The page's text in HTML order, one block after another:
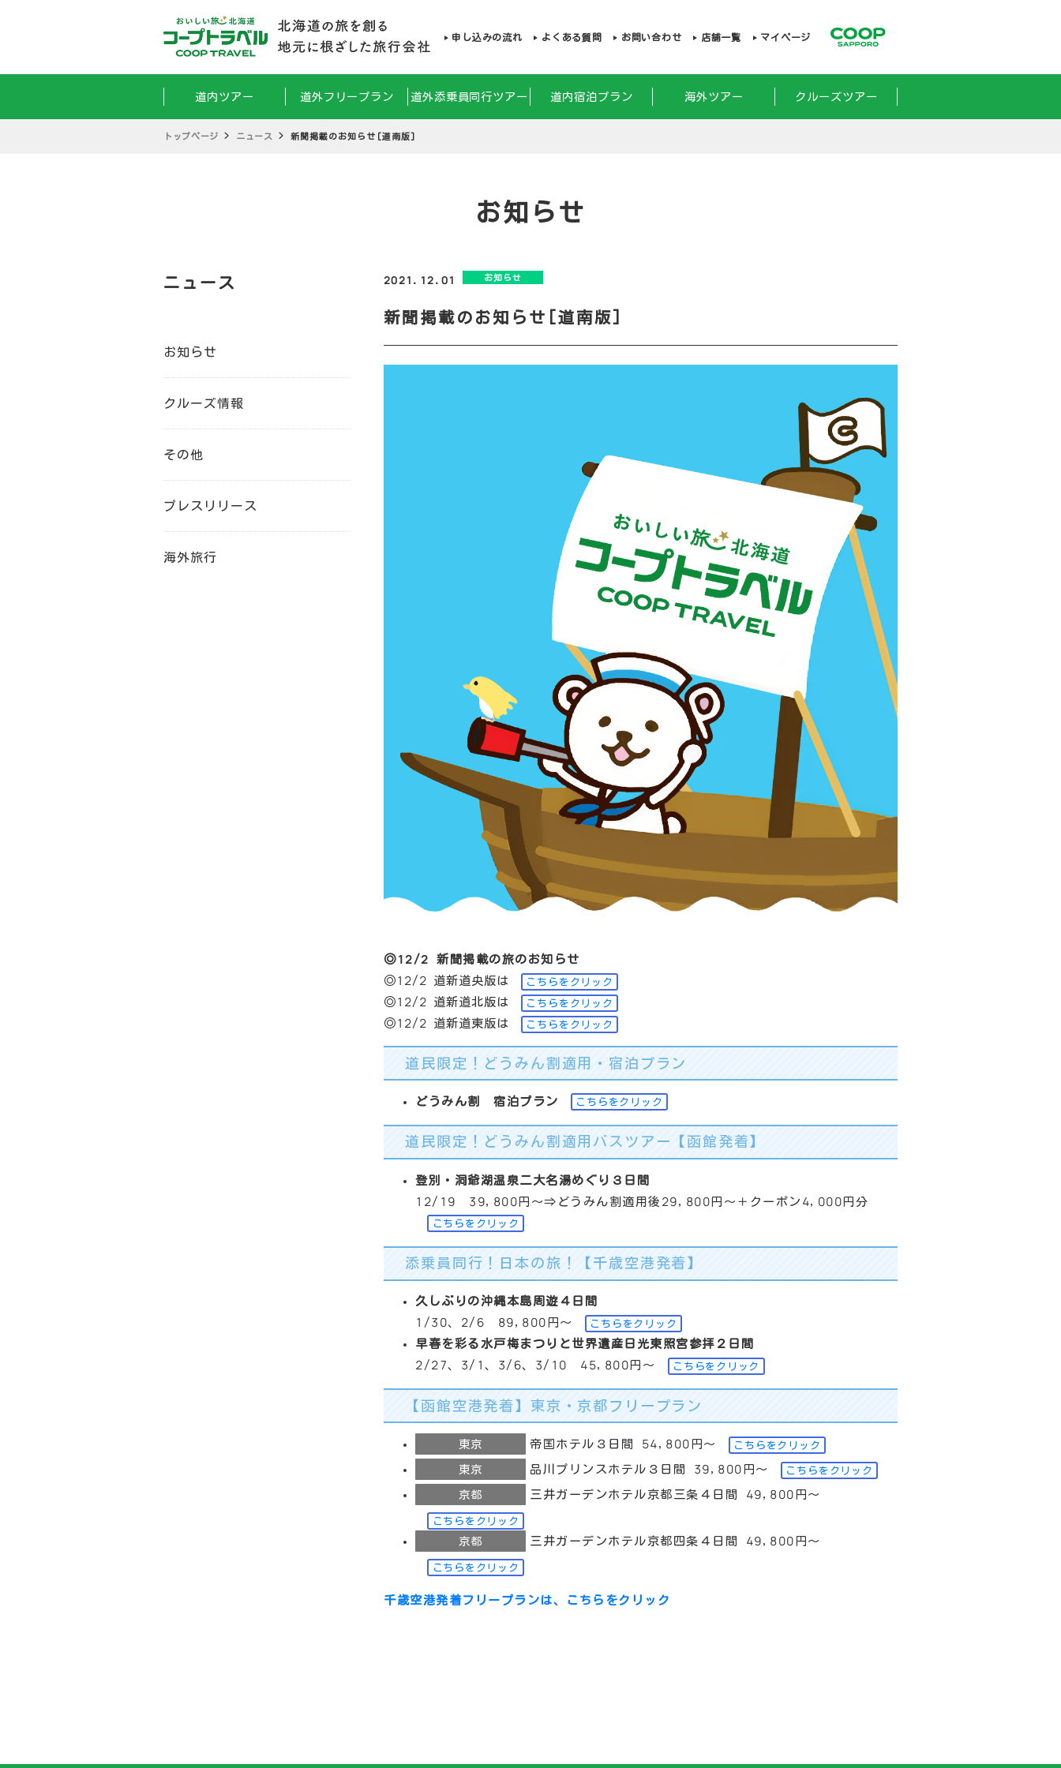
申し込みの流れ よくある質問 お問い合わせ 店舗一覧 マイページ
道内ツアー 道外フリープラン 道外添乗員同行ツアー 道内宿泊プラン 海外ツアー クルーズツアー
トップページ ニュース 新聞掲載のお知らせ[道南版]
お知らせ
ニュース
お知らせ
クルーズ情報
その他
プレスリリース
海外旅行
2021.12.01 お知らせ
新聞掲載のお知らせ[道南版]
◎12/2 新聞掲載の旅のお知らせ
◎12/2 道新道央版は
こちらをクリック
◎12/2 道新道北版は こちらをクリック
◎12/2 道新道東版は こちらをクリック
道民限定！どうみん割適用・宿泊プラン
どうみん割 宿泊プラン こちらをクリック
道民限定！どうみん割適用バスツアー【函館発着】
登別・洞爺湖温泉二大名湯めぐり３日間
12/19 39,800円～⇒どうみん割適用後29,800円～＋クーポン4,000円分
こちらをクリック
添乗員同行！日本の旅！【千歳空港発着】
久しぶりの沖縄本島周遊４日間
1/30、2/6 89,800円～
こちらをクリック
早春を彩る水戸梅まつりと世界遺産日光東照宮参拝２日間
2/27、3/1、3/6、3/10 45,800円～
こちらをクリック
【函館空港発着】東京・京都フリープラン
東京 帝国ホテル３日間 54,800円～ こちらをクリック
東京 品川プリンスホテル３日間 39,800円～ こちらをクリック
京都 三井ガーデンホテル京都三条４日間 49,800円～
こちらをクリック
京都 三井ガーデンホテル京都四条４日間 49,800円～
こちらをクリック
千歳空港発着フリープランは、こちらをクリック